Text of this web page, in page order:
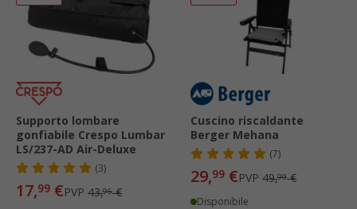
Supporto lombare
gonfiabile Crespo Lumbar
LS/237-AD Air-Deluxe
(3)
17,99 €PVP 43,95€
Cuscino riscaldante
Berger Mehana
(7)
29,99 €PVP 49,99€
Disponibile